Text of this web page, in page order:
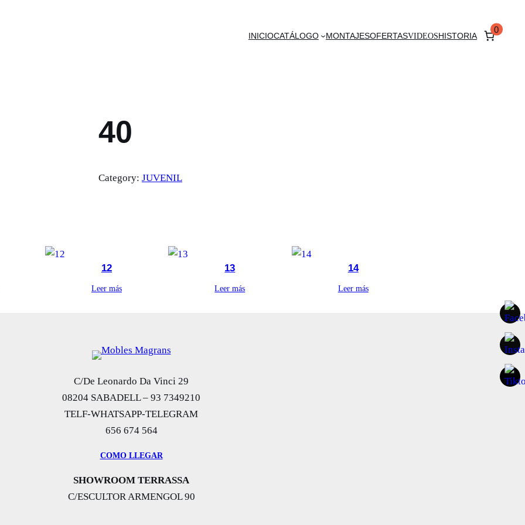
INICIOCATÁLOGO MONTAJESOFERTASVIDEOSHISTORIA
0
40
Category: JUVENIL
12
Leer más
13
Leer más
14
Leer más
C/De Leonardo Da Vinci 29
08204 SABADELL – 93 7349210
TELF-WHATSAPP-TELEGRAM
656 674 564
COMO LLEGAR
SHOWROOM TERRASSA
C/ESCULTOR ARMENGOL 90